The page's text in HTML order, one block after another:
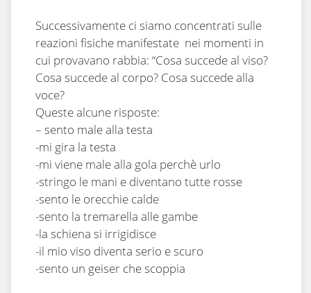
Successivamente ci siamo concentrati sulle
reazioni fisiche manifestate nei momenti in
cui provavano rabbia: “Cosa succede al viso?
Cosa succede al corpo? Cosa succede alla
voce?
Queste alcune risposte:
– sento male alla testa
-mi gira la testa
-mi viene male alla gola perchè urlo
-stringo le mani e diventano tutte rosse
-sento le orecchie calde
-sento la tremarella alle gambe
-la schiena si irrigidisce
-il mio viso diventa serio e scuro
-sento un geiser che scoppia